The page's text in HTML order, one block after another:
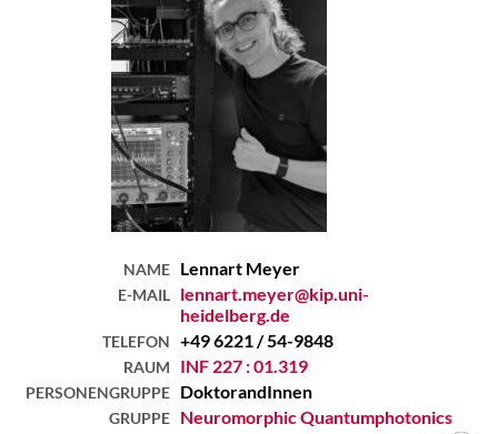
NAME Lennart Meyer
E-MAIL lennart.meyer@kip.uni-
heidelberg.de
TELEFON +49 6221 / 54-9848
RAUM INF 227 : 01.319
PERSONENGRUPPE DoktorandInnen
GRUPPE Neuromorphic Quantumphotonics